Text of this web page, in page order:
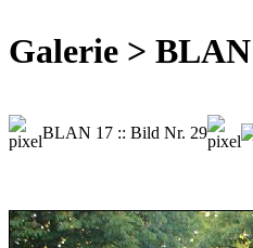
Galerie >
BLAN 17 :: Bild Nr. 29